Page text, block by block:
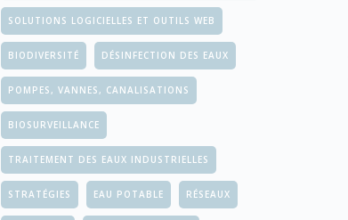
SOLUTIONS LOGICIELLES ET OUTILS WEB
BIODIVERSITÉ DÉSINFECTION DES EAUX
POMPES, VANNES, CANALISATIONS
BIOSURVEILLANCE
TRAITEMENT DES EAUX INDUSTRIELLES
STRATÉGIES EAU POTABLE RÉSEAUX